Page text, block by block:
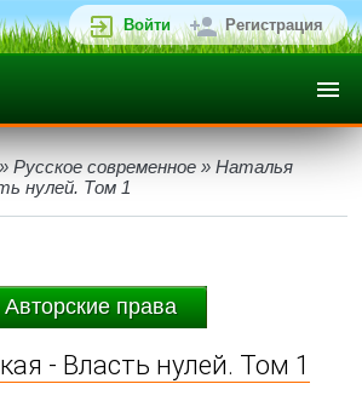
Войти Регистрация
» Русское современное » Наталья
нулей. Том 1
Авторские права
- Власть нулей. Том 1